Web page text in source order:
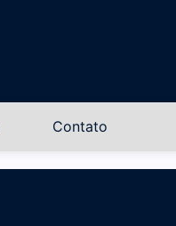
Contato